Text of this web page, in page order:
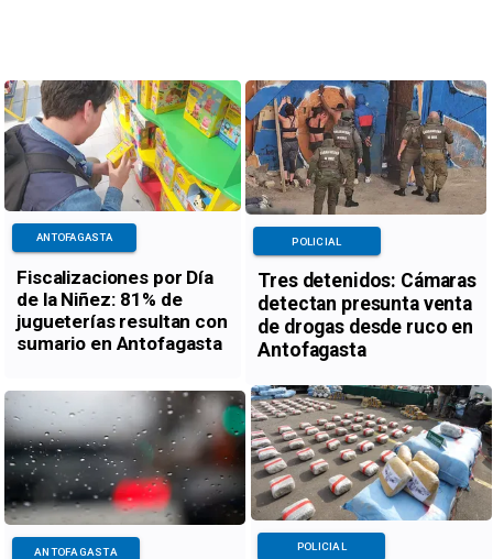
Fiscalizaciones por Día
de la Niñez: 81% de
jugueterías resultan con
sumario en Antofagasta
ANTOFAGASTA
Tres detenidos: Cámaras
detectan presunta venta
de drogas desde ruco en
Antofagasta
POLICIAL
ANTOFAGASTA POLICIAL